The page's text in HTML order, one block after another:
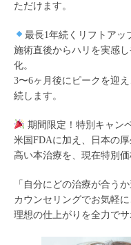
ただけます。
最長1年続くリフトアッ
施術直後からハリを実感
化。
3〜6ヶ月後にピークを迎
続します。
期間限定！特別キャン
米国FDAに加え、日本の
高い本治療を、現在特別
「自分にどの治療が合う
カウンセリングでお気軽に
理想の仕上がりを全力でサ